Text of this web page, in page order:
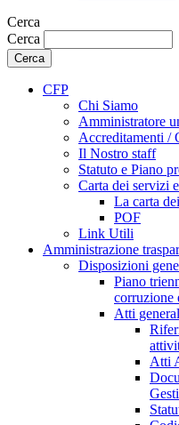
Cerca
Cerca
CFP
Chi Siamo
Amministratore
Accreditamenti /
Il Nostro staff
Statuto e Piano
Carta dei servizi
La carta
POF
Link Utili
Amministrazione
Disposizioni
Piano
corruzione
Atti
Atti